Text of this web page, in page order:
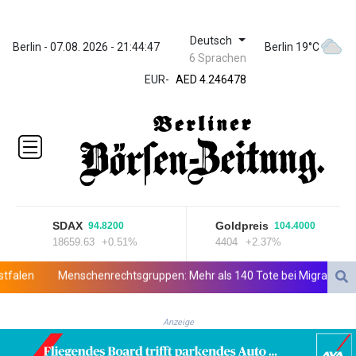
Berlin - 07.08. 2026 - 21:44:47 Deutsch
6 Sprachen
Berlin 19°C
EUR-
ZWL 372.279507
AED 4.246478
AED 4.246478
ALL 93.48757
AMD
423.347546
AOA
1061.345207
1733.058686
AUD 1.635994
AZN 1.970043
BDT 143.103908
SDAX 94.8200
18659.63 +0.51%
Goldpreis 104.4000
4404 +2.37%
Menschenrechtsgruppen: Mehr als 140 Tote bei Migrationskrise
Anzeige